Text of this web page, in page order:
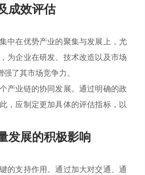
成效评估
中在优势产业的聚集与发展上，尤
为企业在研发、技术改造以及市场
了其市场竞争力。
产业链的协同发展。通过明确的政
，应制定更加具体的评估指标，以
发展的积极影响
的支持作用。通过加大对交通、通